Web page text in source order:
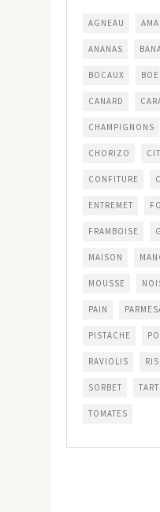
AGNEAU
ANANAS
BOCAUX
CANARD
CHAMPIGNONS
CHORIZO
CONFITURE
ENTREMET
FRAMBOISE
MAISON
MOUSSE
PAIN
PISTACHE
RAVIOLIS
SORBET
TOMATES